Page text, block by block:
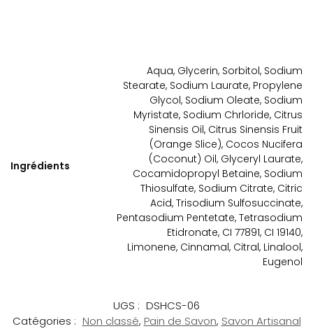
Ingrédients
Aqua, Glycerin, Sorbitol, Sodium
Stearate, Sodium Laurate, Propylene
Glycol, Sodium Oleate, Sodium
Myristate, Sodium Chrloride, Citrus
Sinensis Oil, Citrus Sinensis Fruit
(Orange Slice), Cocos Nucifera
(Coconut) Oil, Glyceryl Laurate,
Cocamidopropyl Betaine, Sodium
Thiosulfate, Sodium Citrate, Citric
Acid, Trisodium Sulfosuccinate,
Pentasodium Pentetate, Tetrasodium
Etidronate, CI 77891, CI 19140,
Limonene, Cinnamal, Citral, Linalool,
Eugenol
UGS : DSHCS-06
Catégories : Non classé, Pain de Savon, Savon Artisanal